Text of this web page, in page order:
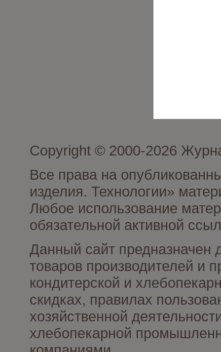
Copyright © 2000-2026
Все права на
изделия. Технологии»
Любое использование
обязательной активной
Данный сайт предназначен
товаров производителей и
кондитерской и
скидках, правилах
хозяйственной
хлебопекарной